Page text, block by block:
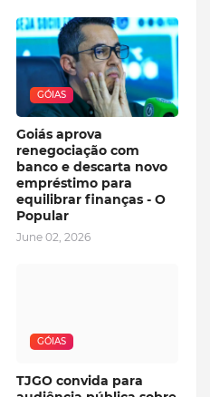
GÓIAS
Goiás aprova
renegociação com
banco e descarta novo
empréstimo para
equilibrar finanças - O
Popular
June 02, 2026
GÓIAS
TJGO convida para